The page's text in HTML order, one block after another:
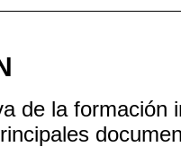
de la formación